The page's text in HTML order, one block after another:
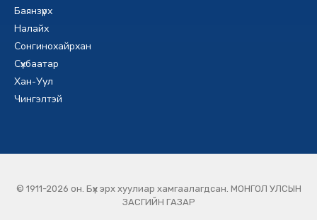
Баянзүрх
Налайх
Сонгинохайрхан
Сүхбаатар
Хан-Уул
Чингэлтэй
© 1911-2026 он. Бүх эрх хуулиар хамгаалагдсан. МОНГОЛ УЛСЫН
ЗАСГИЙН ГАЗАР